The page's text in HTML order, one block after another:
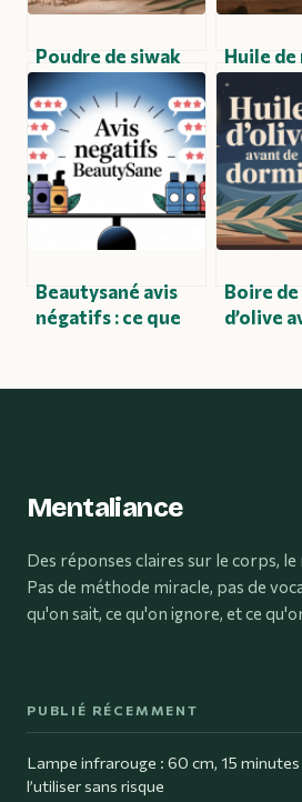
Poudre de siwak
pour une hygiène
bucco-dentaire
naturelle et
efficace
Huile
agir
contre
Beautysané avis
négatifs : ce que
Boire de
d’olive
risques
Mentaliance
Des réponses claires sur le corps,
Pas de méthode miracle, pas de
qu'on sait, ce qu'on ignore, et ce
PUBLIÉ RÉCEMMENT
Lampe infrarouge : 60 cm, 15
l’utiliser sans risque